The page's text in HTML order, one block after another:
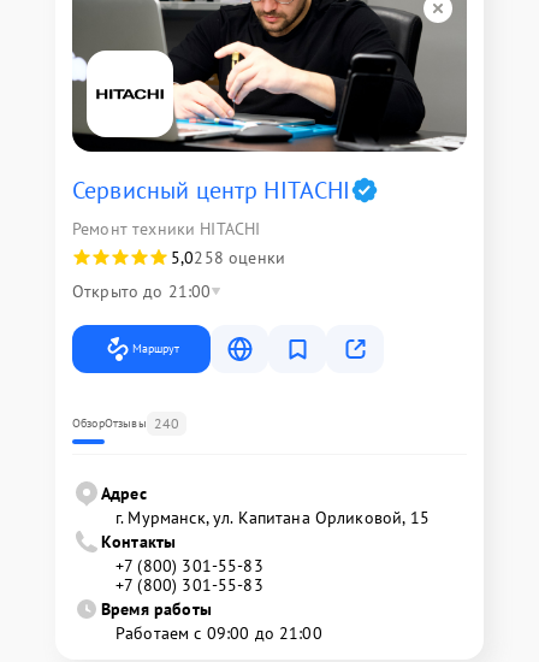
Сервисный центр HITACHI
Ремонт техники HITACHI
5,0258 оценки
Открыто до 21:00
Маршрут
ОбзорОтзывы 240
Адрес
г. Мурманск, ул. Капитана Орликовой, 15
Контакты
+7 (800) 301-55-83
+7 (800) 301-55-83
Время работы
Работаем с 09:00 до 21:00